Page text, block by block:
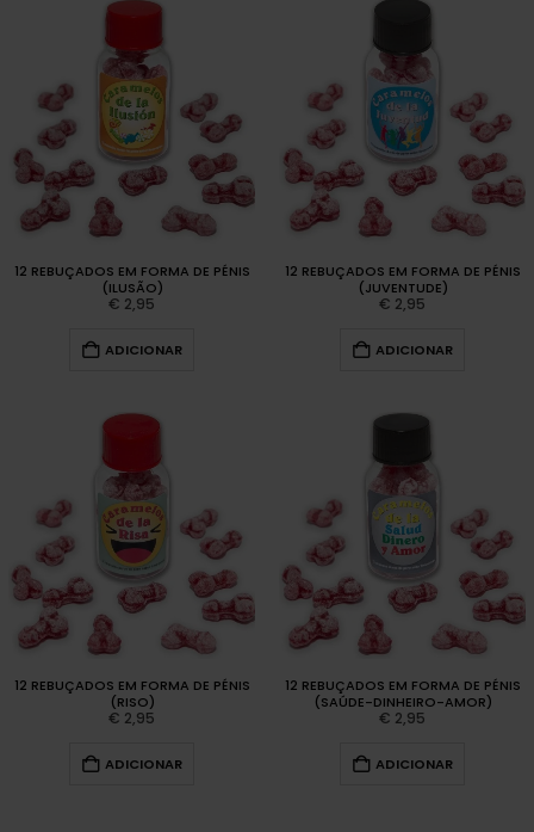
12 REBUÇADOS EM FORMA DE PÉNIS
(ILUSÃO)
€ 2,95
ADICIONAR
12 REBUÇADOS EM FORMA DE PÉNIS
(JUVENTUDE)
€ 2,95
ADICIONAR
12 REBUÇADOS EM FORMA DE PÉNIS
(RISO)
€ 2,95
ADICIONAR
12 REBUÇADOS EM FORMA DE PÉNIS
(SAÚDE-DINHEIRO-AMOR)
€ 2,95
ADICIONAR